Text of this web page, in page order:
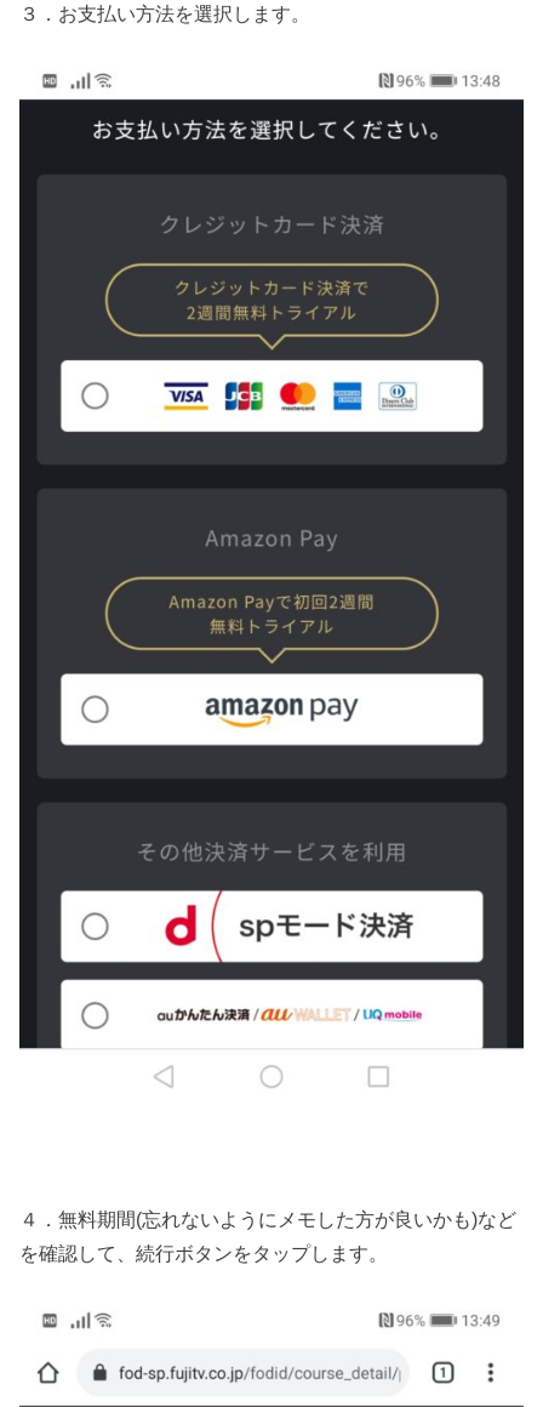
３．お支払い方法を選択します。
４．無料期間(忘れないようにメモした方が良いかも)など
を確認して、続行ボタンをタップします。